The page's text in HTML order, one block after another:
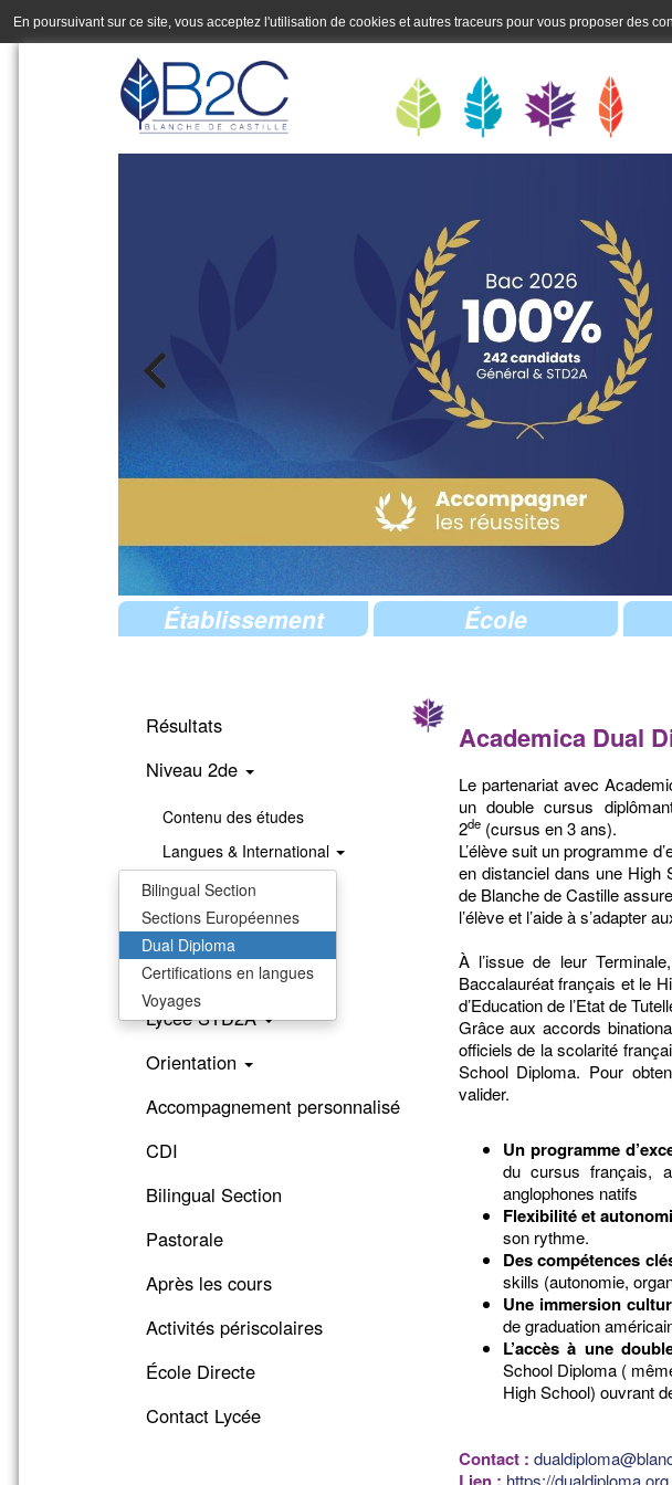
En poursuivant sur ce site, vous acceptez l'utilisation de cookies et autres traceurs pour vous proposer des
Établissement École
Résultats
Niveau 2de
Contenu des études
Langues & International
Bilingual Section
Sections Européennes
Dual Diploma
Certifications en langues
Voyages
Pastorale
Niveau 1re
Niveau Terminale
Lycée STD2A
Orientation
Accompagnement personnalisé
CDI
Bilingual Section
Pastorale
Après les cours
Activités périscolaires
École Directe
Contact Lycée
Academica Dual
Le partenariat avec
un double cursus
2de(cursus en 3 ans).
L’élève suit un programme
en distanciel dans une High
de Blanche de Castille
l’élève et l’aide à s’adapter
À l’issue de leur
Baccalauréat français et le
d’Education de l’Etat de
Grâce aux accords
officiels de la scolarité
School Diploma. Pour
valider.
Un programme
du cursus français,
anglophones natifs
Flexibilité et
son rythme.
Des compétences
skills (autonomie,
Une immersion
de graduation
L’accès à une
School Diploma (
High School) ouvrant
Contact :
https://dualdiploma.org